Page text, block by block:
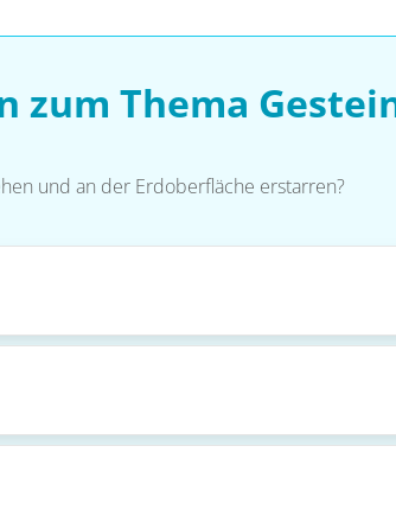
zum Thema
und an der Erdoberfläche erstarren?